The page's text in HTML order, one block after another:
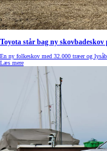
Toyota står bag ny skovbadeskov
En ny folkeskov med 32.000 træer og
Læs mere